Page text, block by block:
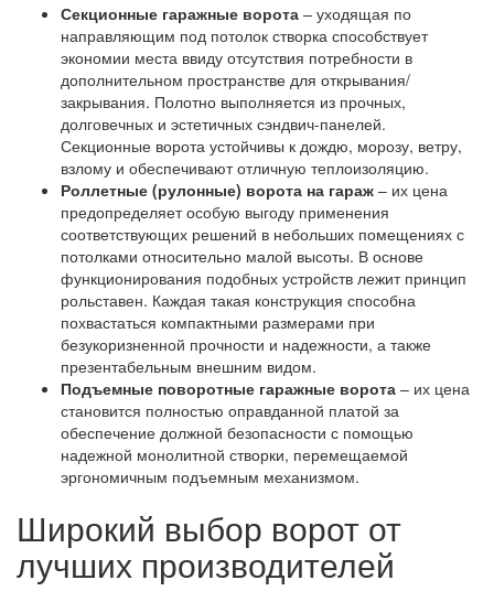
Секционные гаражные ворота – уходящая по
направляющим под потолок створка способствует
экономии места ввиду отсутствия потребности в
дополнительном пространстве для открывания/
закрывания. Полотно выполняется из прочных,
долговечных и эстетичных сэндвич-панелей.
Секционные ворота устойчивы к дождю, морозу, ветру,
взлому и обеспечивают отличную теплоизоляцию.
Роллетные (рулонные) ворота на гараж – их цена
предопределяет особую выгоду применения
соответствующих решений в небольших помещениях с
потолками относительно малой высоты. В основе
функционирования подобных устройств лежит принцип
рольставен. Каждая такая конструкция способна
похвастаться компактными размерами при
безукоризненной прочности и надежности, а также
презентабельным внешним видом.
Подъемные поворотные гаражные ворота – их цена
становится полностью оправданной платой за
обеспечение должной безопасности с помощью
надежной монолитной створки, перемещаемой
эргономичным подъемным механизмом.
Широкий выбор ворот от
лучших производителей